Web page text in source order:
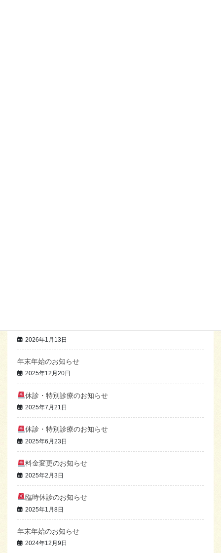
2026年1月13日
年末年始のお知らせ
2025年12月20日
休診・特別診療のお知らせ
2025年7月21日
休診・特別診療のお知らせ
2025年6月23日
料金変更のお知らせ
2025年2月3日
臨時休診のお知らせ
2025年1月8日
年末年始のお知らせ
2024年12月9日